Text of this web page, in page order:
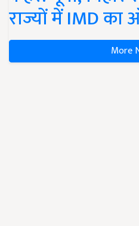
राज्यों में IMD का
More